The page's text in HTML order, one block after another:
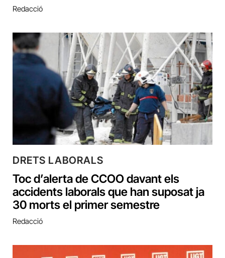
Redacció
DRETS LABORALS
Toc d’alerta de CCOO‌ davant els
accidents laborals que han suposat ja
30 morts el primer semestre
Redacció